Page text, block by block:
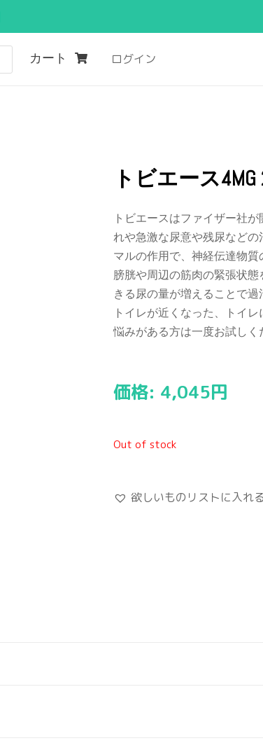
カート ログイン
トビエース
トビエースはファイザー社
れや急激な尿意や残尿など
マルの作用で、神経伝達物
膀胱や周辺の筋肉の緊張状
きる尿の量が増えることで
トイレが近くなった、トイ
悩みがある方は一度お試しく
価格: 4,045円
Out of stock
欲しいものリストに入れ